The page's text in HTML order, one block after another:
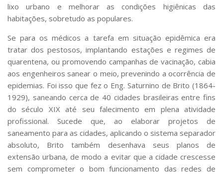
Comunicação
Assessorias e Mídias
Aplicativos e Sites
Jornal da USP
Agenda de Eventos
Defesa de Teses
lixo urbano e melhorar as condições higiênicas das
habitações, sobretudo as populares.
Se para os médicos a tarefa em situação epidêmica era
tratar dos pestosos, implantando estações e regimes de
quarentena, ou promovendo campanhas de vacinação, cabia
aos engenheiros sanear o meio, prevenindo a ocorrência de
epidemias. Foi isso que fez o Eng. Saturnino de Brito (1864-
1929), saneando cerca de 40 cidades brasileiras entre fins
do século XIX até seu falecimento em plena atividade
profissional. Sucede que, ao elaborar projetos de
saneamento para as cidades, aplicando o sistema separador
absoluto, Brito também desenhava seus planos de
extensão urbana, de modo a evitar que a cidade crescesse
sem comprometer o bom funcionamento das redes de